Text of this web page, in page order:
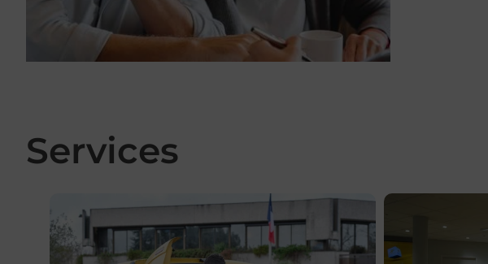
Services
En savoir plus